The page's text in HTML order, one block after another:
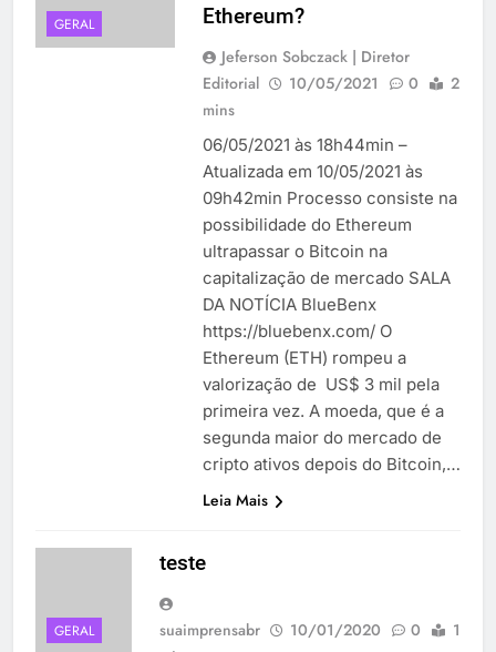
GERAL
Ethereum?
Jeferson Sobczack | Diretor
Editorial
10/05/2021 0
2
mins
06/05/2021 às 18h44min –
Atualizada em 10/05/2021 às
09h42min Processo consiste na
possibilidade do Ethereum
ultrapassar o Bitcoin na
capitalização de mercado SALA
DA NOTÍCIA BlueBenx
https://bluebenx.com/ O
Ethereum (ETH) rompeu a
valorização de US$ 3 mil pela
primeira vez. A moeda, que é a
segunda maior do mercado de
cripto ativos depois do Bitcoin,…
Leia Mais
GERAL
teste
suaimprensabr 10/01/2020 0
1